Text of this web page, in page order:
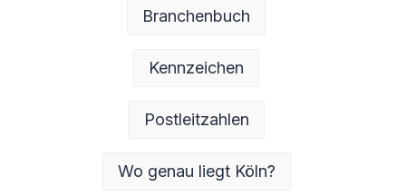
Branchenbuch
Kennzeichen
Postleitzahlen
Wo genau liegt Köln?